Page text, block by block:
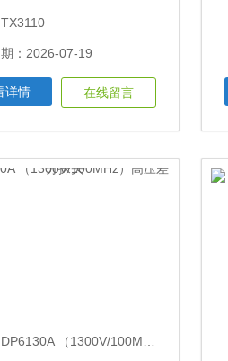
：2026-07-19
详情 在线留言
DP6130A （1300V/100MHz）高压差分探头